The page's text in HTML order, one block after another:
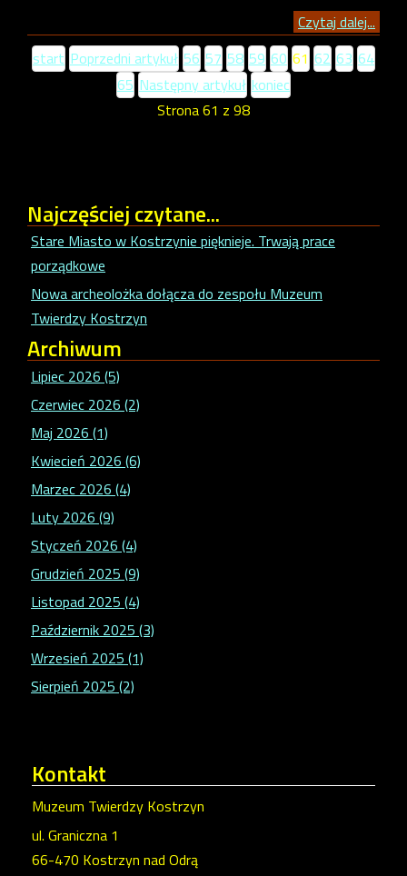
Czytaj dalej...
start Poprzedni artykuł 56 57 58 59 60 61 62 63 64
65 Następny artykuł koniec
Strona 61 z 98
Najczęściejczytane...
Stare Miasto w Kostrzynie pięknieje. Trwają prace
porządkowe
Nowa archeolożka dołącza do zespołu Muzeum
Twierdzy Kostrzyn
Archiwum
Lipiec 2026 (5)
Czerwiec 2026 (2)
Maj 2026 (1)
Kwiecień 2026 (6)
Marzec 2026 (4)
Luty 2026 (9)
Styczeń 2026 (4)
Grudzień 2025 (9)
Listopad 2025 (4)
Październik 2025 (3)
Wrzesień 2025 (1)
Sierpień 2025 (2)
Kontakt
Muzeum Twierdzy Kostrzyn
ul. Graniczna 1
66-470 Kostrzyn nad Odrą